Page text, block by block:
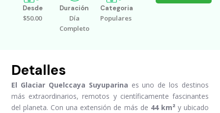
Desde
$50.00
Duración
Día
Completo
Categoria
Populares
Detalles
El Glaciar Quelccaya Suyuparina es uno de los destinos
más extraordinarios, remotos y científicamente fascinantes
del planeta. Con una extensión de más de 44 km²y ubicado